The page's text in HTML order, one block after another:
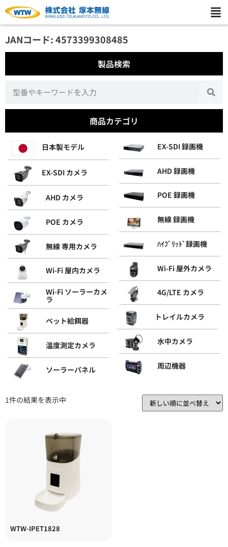
JANコード: 4573399308485
製品検索
商品カテゴリ
日本製モデル
EX-SDI カメラ
AHD カメラ
POE カメラ
無線 専用カメラ
Wi-Fi 屋内カメラ
Wi-Fi ソーラーカメ
ラ
ペット給餌器
温度測定カメラ
ソーラーパネル
EX-SDI 録画機
AHD 録画機
POE 録画機
無線 録画機
ﾊｲﾌﾞﾘｯﾄﾞ録画機
Wi-Fi 屋外カメラ
4G/LTE カメラ
トレイルカメラ
水中カメラ
周辺機器
1件の結果を表示中
WTW-IPET1828